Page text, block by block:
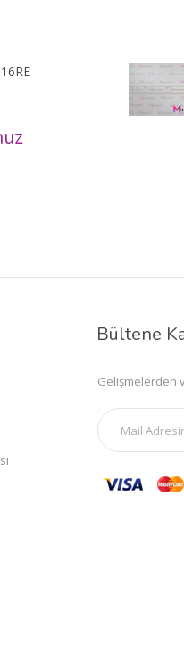
Bültene
Gelişmelerden